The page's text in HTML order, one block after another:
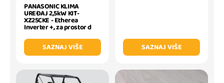
PANASONIC KLIMA
UREĐAJ 2,5kW KIT-
XZ25CKE - Etherea
Inverter +, za prostor d
SAZNAJ VIŠE
SAZNAJ VIŠE